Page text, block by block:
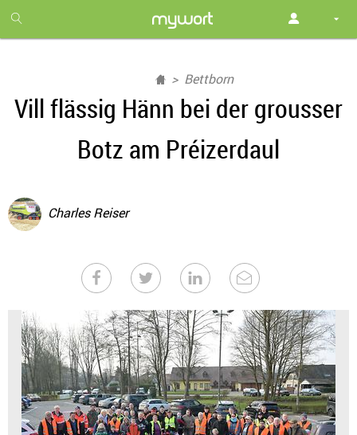
month
free
Bettborn
Vill flässig Hänn bei der grousser
Botz am Préizerdaul
Charles Reiser